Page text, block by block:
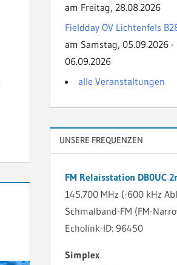
am Freitag, 28.08.2026
Fieldday OV Lichtenfels
am Samstag, 05.09.2026 -
06.09.2026
alle Veranstaltungen
UNSERE FREQUENZEN
FM Relaisstation DB0UC
145.700 MHz (-600 kHz
Schmalband-FM (FM-
Echolink-ID: 96450
Simplex